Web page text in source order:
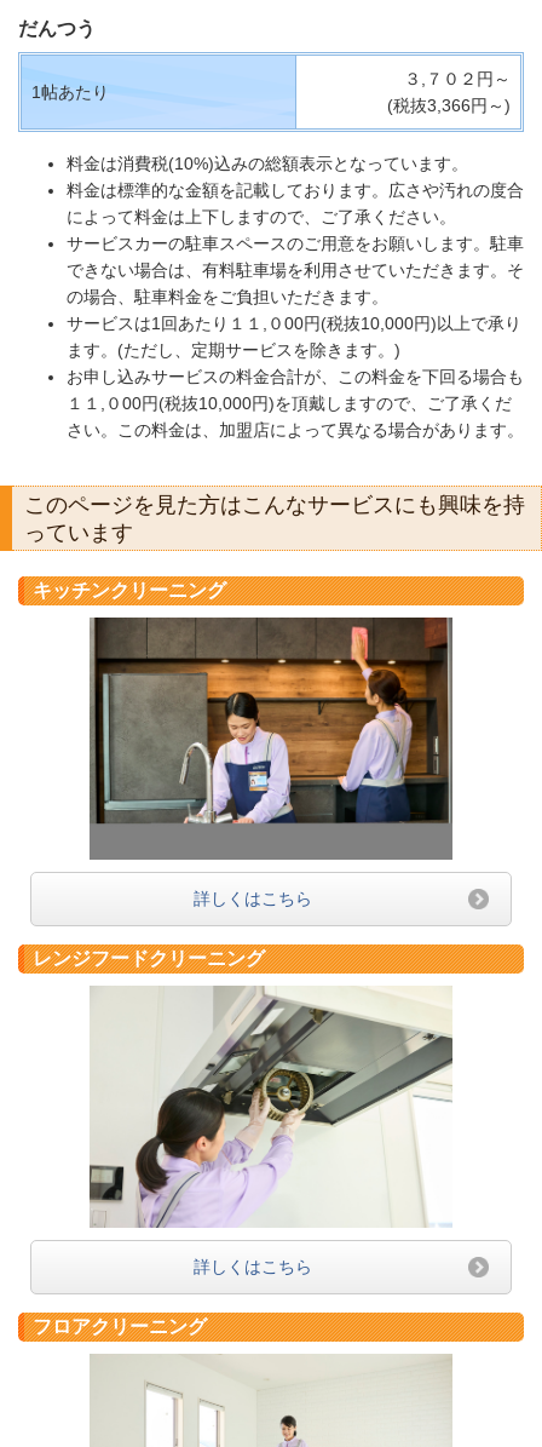
だんつう
1帖あたり
３,７０２円～
(税抜3,366円～)
料金は消費税(10%)込みの総額表示となっています。
料金は標準的な金額を記載しております。広さや汚れの度合
によって料金は上下しますので、ご了承ください。
サービスカーの駐車スペースのご用意をお願いします。駐車
できない場合は、有料駐車場を利用させていただきます。そ
の場合、駐車料金をご負担いただきます。
サービスは1回あたり１１,０00円(税抜10,000円)以上で承り
ます。(ただし、定期サービスを除きます。)
お申し込みサービスの料金合計が、この料金を下回る場合も
１１,０00円(税抜10,000円)を頂戴しますので、ご了承くだ
さい。この料金は、加盟店によって異なる場合があります。
このページを見た方はこんなサービスにも興味を持
っています
キッチンクリーニング
詳しくはこちら
レンジフードクリーニング
詳しくはこちら
フロアクリーニング